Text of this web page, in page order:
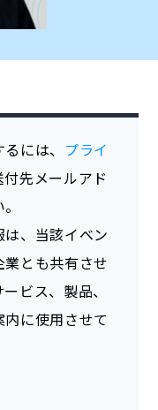
には、 プライ
先メールアド
、当該イベン
業とも共有させ
ビス、製品、
に使用させて